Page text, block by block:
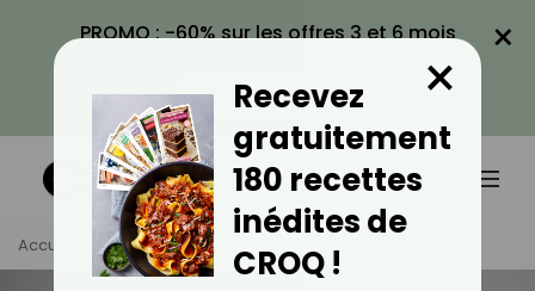
PROMO : -60% sur les offres 3 et 6 mois
VOIR LA PROMO
×
Accueil Tag Famille
Recevez
gratuitement
180 recettes
inédites de
CROQ !
×